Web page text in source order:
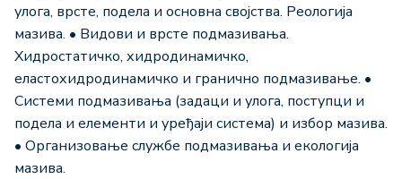
улога, врсте, подела и основна својства. Реологија
мазива. • Видови и врсте подмазивања.
Хидростатичко, хидродинамичко,
еластохидродинамичко и гранично подмазивање. •
Системи подмазивања (задаци и улога, поступци и
подела и елементи и уређаји система) и избор мазива.
• Организовање службе подмазивања и екологија
мазива.